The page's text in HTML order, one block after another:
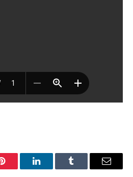
Pinterest LinkedInTumblr Email